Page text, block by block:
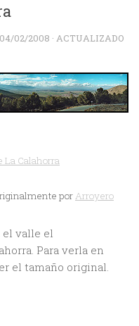
04/02/2008 · ACTUALIZADO
La Calahorra
porArroyero
el valle el
Para verla en
el tamaño original.